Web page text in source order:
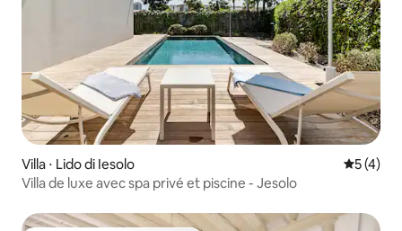
Villa ⋅ Lido di Iesolo
5 (4)
Villa de luxe avec spa privé et piscine - Jesolo